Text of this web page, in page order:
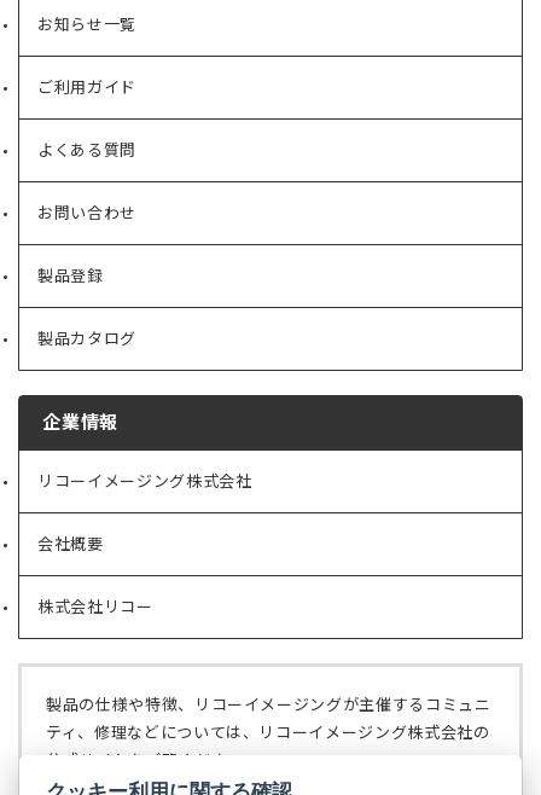
お知らせ一覧
ご利用ガイド
よくある質問
お問い合わせ
製品登録
製品カタログ
企業情報
リコーイメージング株式会社
（新
タ
ブ
で
開
く）
会社概要
（新
タ
ブ
で
く）
株式会社リコー
（新
ブ
で
開
製品の仕様や特徴、リコーイメージングが主催するコミュニ
ティ、修理などについては、リコーイメージング株式会社の
公式サイトをご覧ください。